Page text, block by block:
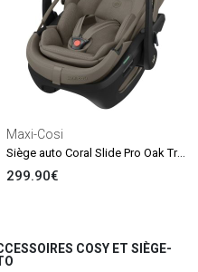
Maxi-Cosi
Siège auto Coral Slide Pro Oak Truffle (groupe 0+)
299.90€
COSY ET SIÈGE-